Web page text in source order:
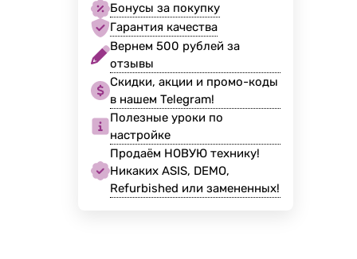
Бонусы за покупку
Гарантия качества
Вернем 500 рублей за
отзывы
Скидки, акции и промо-коды
в нашем Telegram!
Полезные уроки по
настройке
Продаём НОВУЮ технику!
Никаких ASIS, DEMO,
Refurbished или замененных!